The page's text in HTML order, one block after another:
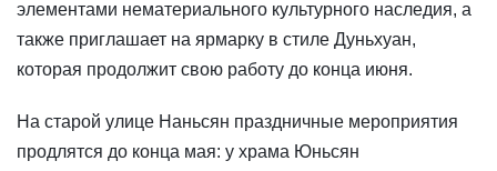
элементами нематериального культурного наследия, а
также приглашает на ярмарку в стиле Дуньхуан,
которая продолжит свою работу до конца июня.
На старой улице Наньсян праздничные мероприятия
продлятся до конца мая: у храма Юньсян